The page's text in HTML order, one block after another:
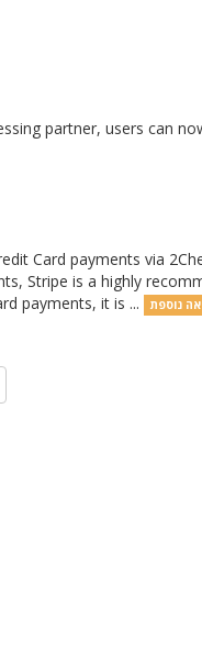
partner, users can
Card payments via
Stripe is a highly
payments, it is ...